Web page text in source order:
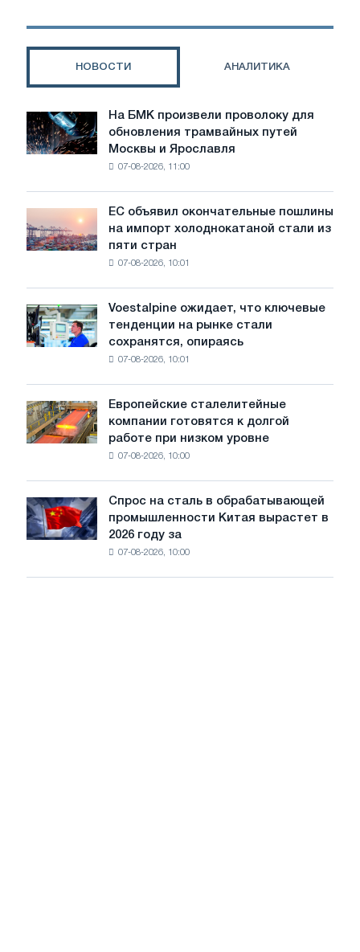
процессами
НОВОСТИ АНАЛИТИКА
На
БМК
произвели
трамвайных
путей
Москвы
Ярославля
На БМК произвели проволоку для
обновления трамвайных путей
Москвы и Ярославля
07-08-2026, 11:00
объявил
окончательные
холоднокатаной
стали
из
стран
ЕС объявил окончательные пошлины
на импорт холоднокатаной стали из
пяти стран
07-08-2026, 10:01
Voestalpine
ожидает,
что
рынке
стали
сохранятся,
на
диверсификацию
Voestalpine ожидает, что ключевые
тенденции на рынке стали
сохранятся, опираясь
07-08-2026, 10:01
Европейские
сталелитейные
компании
работе
при
низком
воды
Европейские сталелитейные
компании готовятся к долгой
работе при низком уровне
07-08-2026, 10:00
Спрос
на
сталь
Спрос на сталь в обрабатывающей
промышленности Китая вырастет в
2026 году за
07-08-2026, 10:00